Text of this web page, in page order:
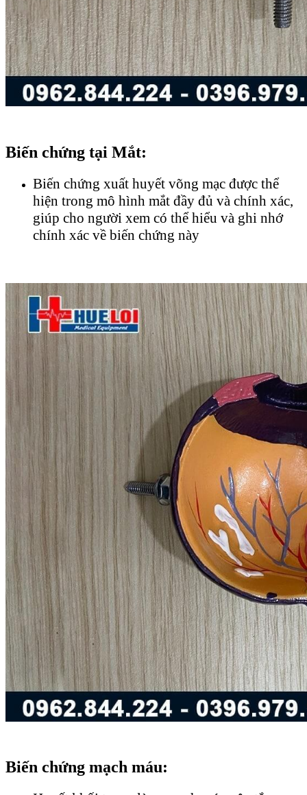
Biến chứng tại Mắt:
Biến chứng xuất huyết võng mạc được thể
hiện trong mô hình mắt đầy đủ và chính xác,
giúp cho người xem có thể hiểu và ghi nhớ
chính xác về biến chứng này
Biến chứng mạch máu: